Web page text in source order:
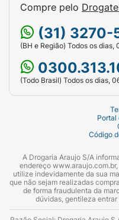
Compre pelo
(31) 3270-
(BH e Região) Todos os dias,
(Todo Brasil) Todos os dias,
Portal
Código
A Drogaria Araujo S/A
endereço
utilize indevidamente da sua
que não sejam realizadas
de forma fraudulenta da
dúvidas, gentileza